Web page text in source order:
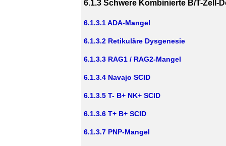
6.1.3 Schwere Kombinierte B/T-Zell-
6.1.3.1 ADA-Mangel
6.1.3.2 Retikuläre Dysgenesie
6.1.3.3 RAG1 / RAG2-Mangel
6.1.3.4 Navajo SCID
6.1.3.5 T- B+ NK+ SCID
6.1.3.6 T+ B+ SCID
6.1.3.7 PNP-Mangel